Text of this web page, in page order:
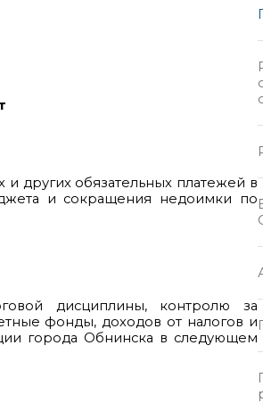
других обязательных платежей в
и сокращения недоимки по
дисциплины, контролю за
фонды, доходов от налогов и
города Обнинска в следующем